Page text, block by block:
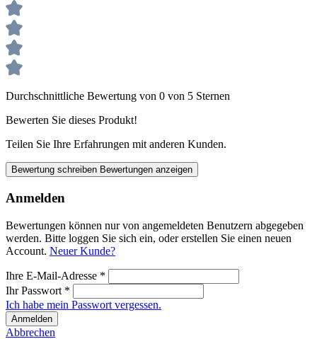
Durchschnittliche Bewertung von 0 von 5 Sternen
Bewerten Sie dieses Produkt!
Teilen Sie Ihre Erfahrungen mit anderen Kunden.
Bewertung schreiben Bewertungen anzeigen
Anmelden
Bewertungen können nur von angemeldeten Benutzern abgegeben
werden. Bitte loggen Sie sich ein, oder erstellen Sie einen neuen
Account. Neuer Kunde?
Ihre E-Mail-Adresse *
Ihr Passwort *
Ich habe mein Passwort vergessen.
Anmelden
Abbrechen